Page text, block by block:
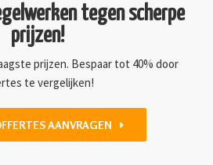
tegen scherpe
prijzen!
prijzen. Bespaar tot 40% door
te vergelijken!
AANVRAGEN